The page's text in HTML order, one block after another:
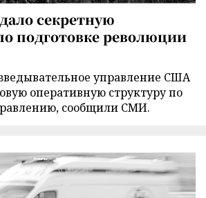
секретную
подготовке революции
управление США
оперативную структуру по
сообщили СМИ.